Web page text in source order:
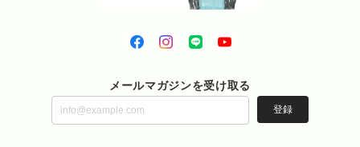
メールマガジンを受け取る
登録